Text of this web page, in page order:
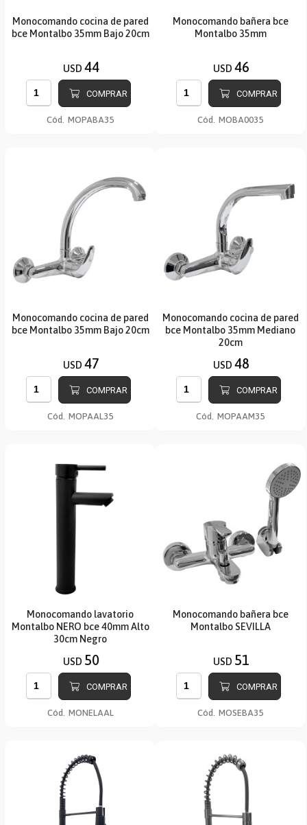
Monocomando cocina de pared
bce Montalbo 35mm Bajo 20cm
USD 44
COMPRAR
Cód. MOPABA35
Monocomando bañera bce
Montalbo 35mm
USD 46
COMPRAR
Cód. MOBA0035
Monocomando cocina de pared
bce Montalbo 35mm Bajo 20cm
USD 47
COMPRAR
Cód. MOPAAL35
Monocomando cocina de pared
bce Montalbo 35mm Mediano
20cm
USD 48
COMPRAR
Cód. MOPAAM35
Monocomando lavatorio
Montalbo NERO bce 40mm Alto
30cm Negro
USD 50
COMPRAR
Cód. MONELAAL
Monocomando bañera bce
Montalbo SEVILLA
USD 51
COMPRAR
Cód. MOSEBA35